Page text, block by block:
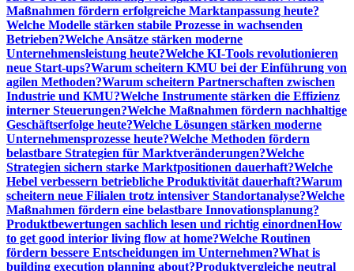
Maßnahmen fördern erfolgreiche Marktanpassung heute?
Welche Modelle stärken stabile Prozesse in wachsenden
Betrieben?Welche Ansätze stärken moderne
Unternehmensleistung heute?Welche KI-Tools revolutionieren
neue Start-ups?Warum scheitern KMU bei der Einführung von
agilen Methoden?Warum scheitern Partnerschaften zwischen
Industrie und KMU?Welche Instrumente stärken die Effizienz
interner Steuerungen?Welche Maßnahmen fördern nachhaltige
Geschäftserfolge heute?Welche Lösungen stärken moderne
Unternehmensprozesse heute?Welche Methoden fördern
belastbare Strategien für Marktveränderungen?Welche
Strategien sichern starke Marktpositionen dauerhaft?Welche
Hebel verbessern betriebliche Produktivität dauerhaft?Warum
scheitern neue Filialen trotz intensiver Standortanalyse?Welche
Maßnahmen fördern eine belastbare Innovationsplanung?
Produktbewertungen sachlich lesen und richtig einordnenHow
to get good interior living flow at home?Welche Routinen
fördern bessere Entscheidungen im Unternehmen?What is
building execution planning about?Produktvergleiche neutral